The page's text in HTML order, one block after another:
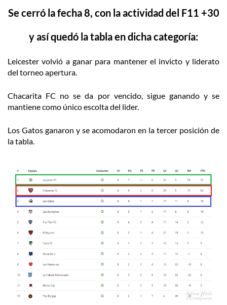
Se cerró la fecha 8, con la actividad del F11 +30
y así quedó la tabla en dicha categoría:
Leicester volvió a ganar para mantener el invicto y liderato
del torneo apertura.
Chacarita FC no se da por vencido, sigue ganando y se
mantiene como único escolta del lider.
Los Gatos ganaron y se acomodaron en la tercer posición de
la tabla.